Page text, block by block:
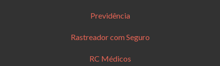
Previdência
Rastreador com Seguro
RC Médicos